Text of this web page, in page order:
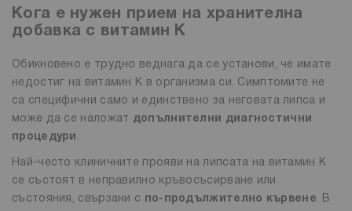
Кога е нужен прием на хранителна
добавка с витамин К
Обикновено е трудно веднага да се установи, че имате
недостиг на витамин К в организма си. Симптомите не
са специфични само и единствено за неговата липса и
може да се наложат допълнителни диагностични
процедури .
Най-често клиничните прояви на липсата на витамин К
се състоят в неправилно кръвосъсирване или
състояния, свързани с
по-продължително кървене. В